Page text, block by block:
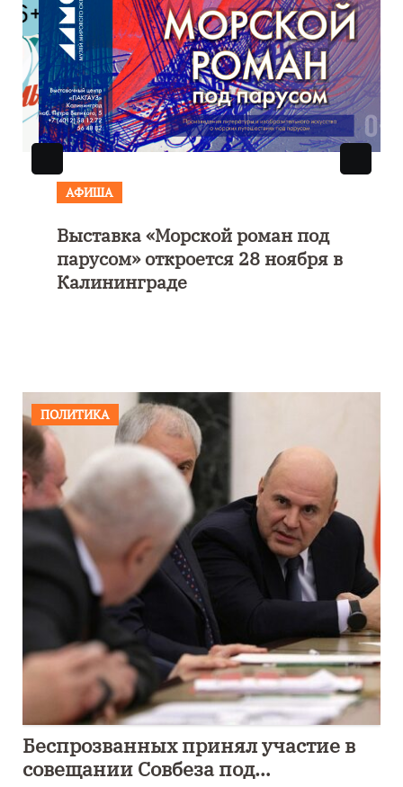
АФИША
Выставка «Морской роман под
парусом» откроется 28 ноября в
Калининграде
ПОЛИТИКА
Беспрозванных принял участие в
совещании Совбеза под